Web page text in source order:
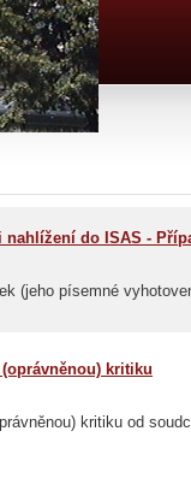
nahlížení do ISAS -
(jeho písemné
kritiku
kritiku od